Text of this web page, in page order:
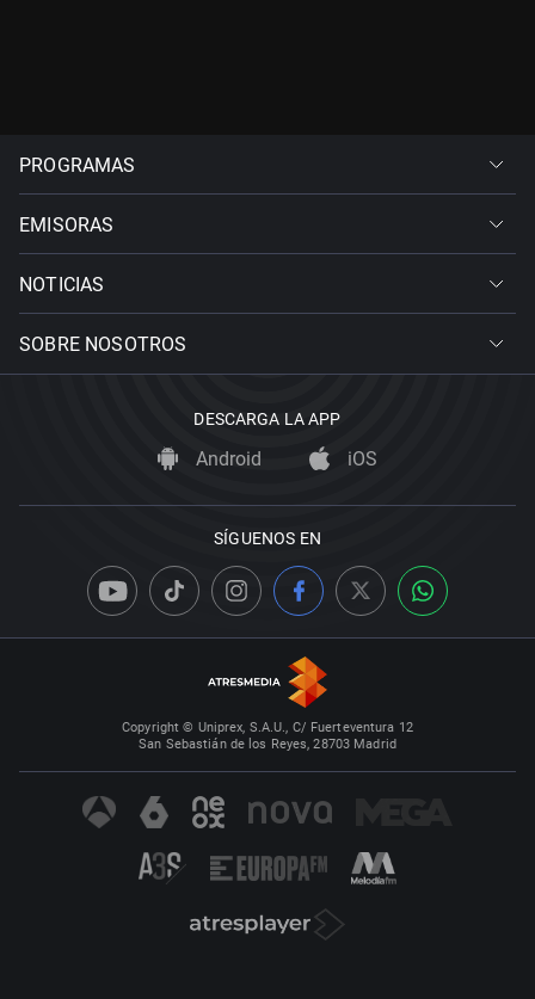
PROGRAMAS
EMISORAS
NOTICIAS
SOBRE NOSOTROS
DESCARGA LA APP
Android iOS
SÍGUENOS EN
Copyright © Uniprex, S.A.U., C/ Fuerteventura 12
San Sebastián de los Reyes, 28703 Madrid